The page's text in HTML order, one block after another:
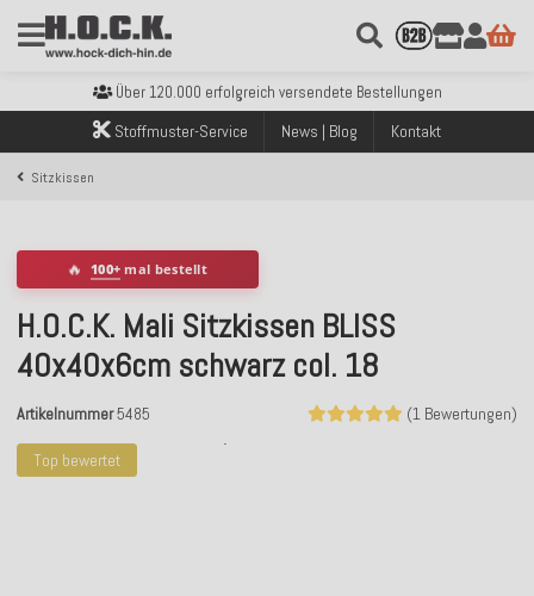
Über 120.000 erfolgreich versendete Bestellungen
Sicher bezahlen mit Klarna, PayPal & Amazon Pay
Kostenloser Versand innerhalb Deutschlands ab 99€ Bestellwert
Über 120.000 erfolgreich versendete Bestellungen
Stoffmuster-Service News | Blog Kontakt
Sitzkissen
Top bewertet
🔥 100+ mal bestellt
H.O.C.K. Mali Sitzkissen BLISS
40x40x6cm schwarz col. 18
(1 Bewertungen)
Artikelnummer5485